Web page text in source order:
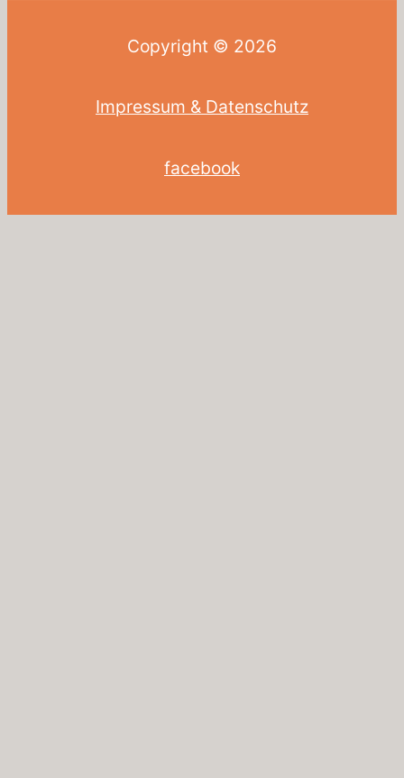
Copyright © 2026
Impressum & Datenschutz
facebook